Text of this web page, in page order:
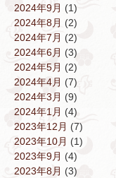
2024年9月 (1)
2024年8月 (2)
2024年7月 (2)
2024年6月 (3)
2024年5月 (2)
2024年4月 (7)
2024年3月 (9)
2024年1月 (4)
2023年12月 (7)
2023年10月 (1)
2023年9月 (4)
2023年8月 (3)